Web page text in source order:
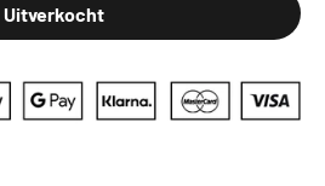
Uitverkocht